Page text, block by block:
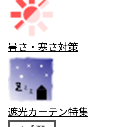
暑さ・寒さ対策
遮光カーテン特集